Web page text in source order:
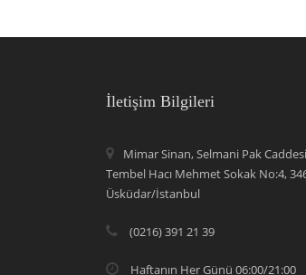
İletişim Bilgileri
Mimar Sinan, Selmani Pak
Tembel Hacı Mehmet Sokak No:4,
Üsküdar/İstanbul
(0216) 391 21 39
Haftanın Her Günü 06:00/21:00